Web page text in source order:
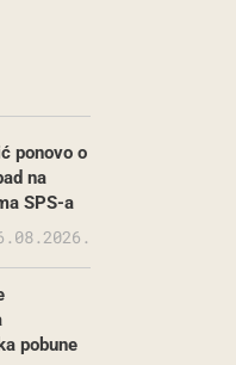
ponovo o
na
SPS-a
pobune